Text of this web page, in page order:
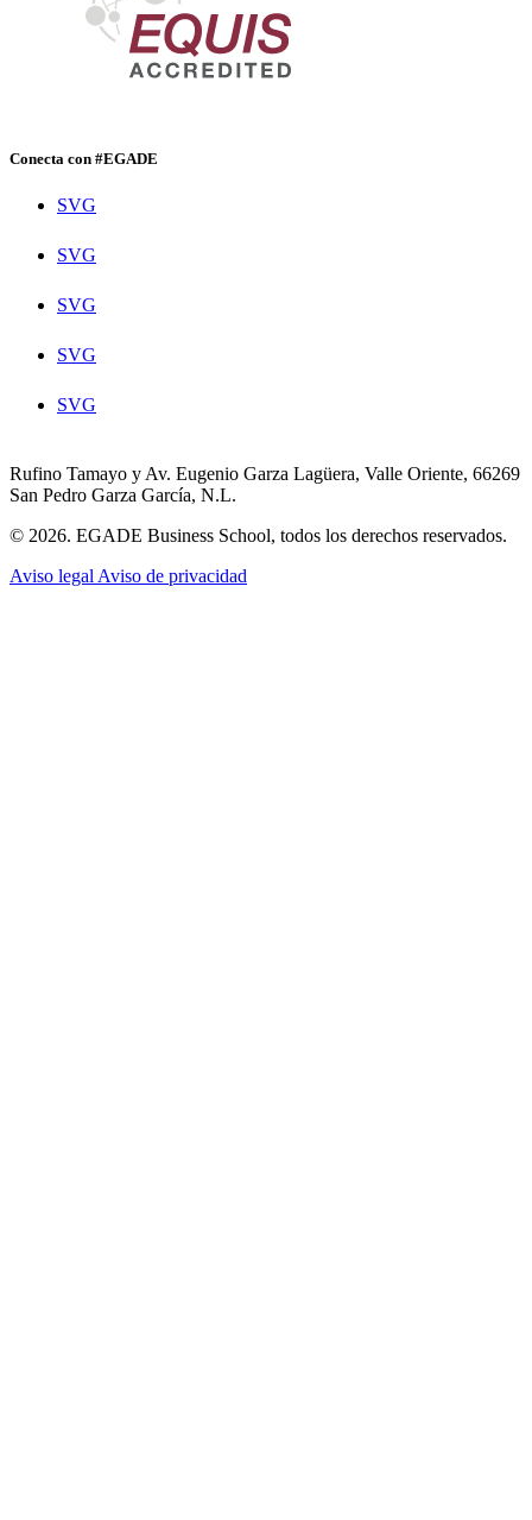
Conecta con #EGADE
SVG
SVG
SVG
SVG
SVG
Rufino Tamayo y Av. Eugenio Garza Lagüera, Valle Oriente, 66269
San Pedro Garza García, N.L.
© 2026. EGADE Business School, todos los derechos reservados.
Aviso legal Aviso de privacidad